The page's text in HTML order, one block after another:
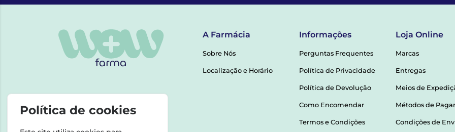
A Farmácia
Sobre Nós
Localização e Horário
Informações
Perguntas Frequentes
Política de Privacidade
Política de Devolução
Como Encomendar
Termos e Condições
Loja Online
Marcas
Entregas
Meios de
Métodos de
Condições de
Política de cookies